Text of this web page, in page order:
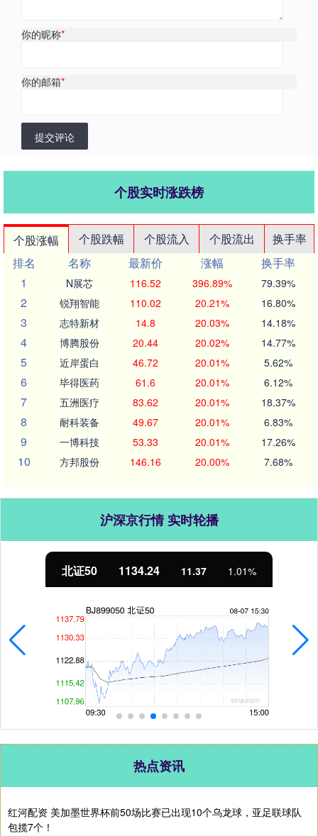
你的昵称*
你的邮箱*
提交评论
个股实时涨跌榜
个股涨幅 个股跌幅 个股流入 个股流出
换手率
排名
名称 最新价 涨幅
换手率
1
N展芯 116.52 396.89% 79.39%
2 锐翔智能 110.02 20.21% 16.80%
3 志特新材 14.8 20.03% 14.18%
4 博腾股份 20.44 20.02% 14.77%
5 近岸蛋白 46.72 20.01% 5.62%
6 毕得医药 61.6 20.01% 6.12%
7 五洲医疗 83.62 20.01% 18.37%
8 耐科装备 49.67 20.01% 6.83%
9 一博科技 53.33 20.01% 17.26%
10 方邦股份 146.16 20.00% 7.68%
沪深京行情 实时轮播
北证50 1134.24 11.37 1.01%
热点资讯
红河配资 美加墨世界杯前50场比赛已出现10个乌龙球，亚足联球队
包揽7个！